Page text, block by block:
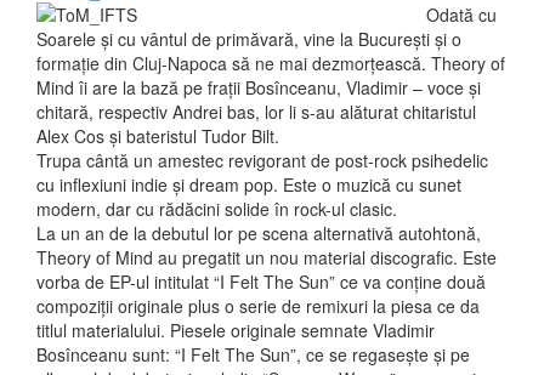
Odată cu
Soarele și cu vântul de primăvară, vine la București și o
formație din Cluj-Napoca să ne mai dezmorțească. Theory of
Mind îi are la bază pe frații Bosînceanu, Vladimir – voce și
chitară, respectiv Andrei bas, lor li s-au alăturat chitaristul
Alex Cos și bateristul Tudor Bilt.
Trupa cântă un amestec revigorant de post-rock psihedelic
cu inflexiuni indie și dream pop. Este o muzică cu sunet
modern, dar cu rădăcini solide în rock-ul clasic.
La un an de la debutul lor pe scena alternativă autohtonă,
Theory of Mind au pregatit un nou material discografic. Este
vorba de EP-ul intitulat “I Felt The Sun” ce va conține două
compoziții originale plus o serie de remixuri la piesa ce da
titlul materialului. Piesele originale semnate Vladimir
Bosînceanu sunt: “I Felt The Sun”, ce se regasește și pe